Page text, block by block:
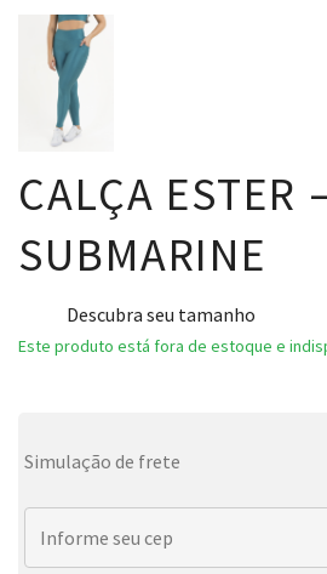
CALÇA ESTER
SUBMARINE
Descubra seu tamanho
Este produto está fora de estoque e
Simulação de frete